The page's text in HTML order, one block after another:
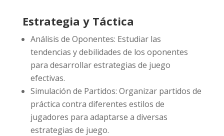
Estrategia y Táctica
Análisis de Oponentes: Estudiar las
tendencias y debilidades de los oponentes
para desarrollar estrategias de juego
efectivas.
Simulación de Partidos: Organizar partidos de
práctica contra diferentes estilos de
jugadores para adaptarse a diversas
estrategias de juego.